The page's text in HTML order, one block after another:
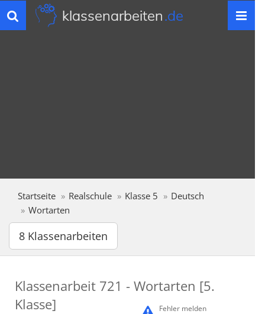
Toggle
navigation
klassenarbeiten.de
Startseite Realschule Klasse 5
Deutsch
Wortarten
8 Klassenarbeiten
Klassenarbeit 721 - Wortarten [5.
Klasse]
Fehler melden